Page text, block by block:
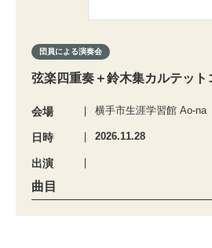
団員による演奏会
弦楽四重奏＋鈴木集カルテット
会場 横手市生涯学習館 Ao-na
日時 2026.11.28
出演
曲目